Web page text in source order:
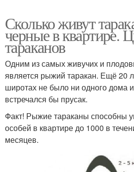
Сколько живут
черные в квартире.
тараканов
Одним из самых живучих и
является рыжий таракан. Ещё 20
широтах не было ни одного дома
встречался бы прусак.
Факт! Рыжие тараканы способны
особей в квартире до 1000 в
месяцев.